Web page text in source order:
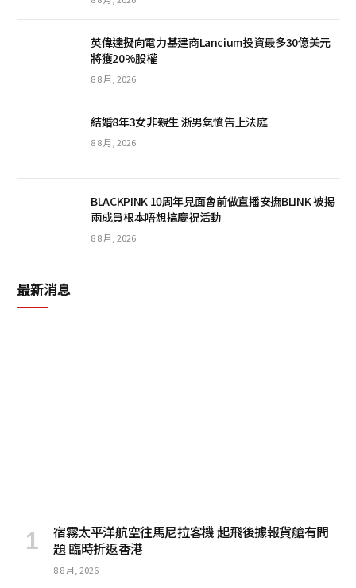
英偉達擬向電力基建商Lancium投資最多30億美元
將獲20%股權
8 8 月, 2026
結婚8年3女非親生 浙男氣憤告上法庭
8 8 月, 2026
BLACKPINK 10周年見面會前做直播安撫BLINK 被揭
兩成員根本唔想搞慶祝活動
8 8 月, 2026
最新消息
宿霧太平洋航空往馬尼拉客機 起飛後據報貨艙有問
題 臨時折返香港
8 8 月, 2026